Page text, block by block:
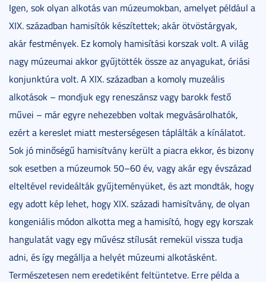
Igen, sok olyan alkotás van múzeumokban, amelyet például a
XIX. században hamisítók készítettek; akár ötvöstárgyak,
akár festmények. Ez komoly hamisítási korszak volt. A világ
nagy múzeumai akkor gyűjtötték össze az anyagukat, óriási
konjunktúra volt. A XIX. században a komoly muzeális
alkotások – mondjuk egy reneszánsz vagy barokk festő
művei – már egyre nehezebben voltak megvásárolhatók,
ezért a kereslet miatt mesterségesen táplálták a kínálatot.
Sok jó minőségű hamisítvány került a piacra ekkor, és bizony
sok esetben a múzeumok 50–60 év, vagy akár egy évszázad
elteltével revideálták gyűjteményüket, és azt mondták, hogy
egy adott kép lehet, hogy XIX. századi hamisítvány, de olyan
kongeniális módon alkotta meg a hamisító, hogy egy korszak
hangulatát vagy egy művész stílusát remekül vissza tudja
adni, és így megállja a helyét múzeumi alkotásként.
Természetesen nem eredetiként feltüntetve. Erre példa a